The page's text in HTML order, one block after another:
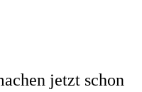
jetzt schon